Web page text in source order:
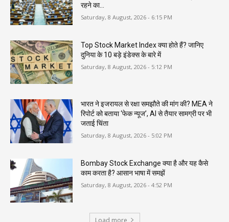
रहने का...
Saturday, 8 August, 2026 - 6:15 PM
Top Stock Market Index क्या होते हैं? जानिए
दुनिया के 10 बड़े इंडेक्स के बारे में
Saturday, 8 August, 2026 - 5:12 PM
भारत ने इजरायल से रक्षा समझौते की मांग की? MEA ने
रिपोर्ट को बताया ‘फेक न्यूज’, AI से तैयार सामग्री पर भी
जताई चिंता
Saturday, 8 August, 2026 - 5:02 PM
Bombay Stock Exchange क्या है और यह कैसे
काम करता है? आसान भाषा में समझें
Saturday, 8 August, 2026 - 4:52 PM
Load more